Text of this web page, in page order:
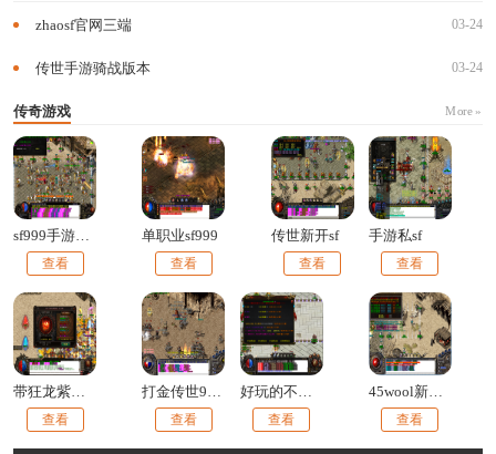
zhaosf官网三端 03-24
传世手游骑战版本 03-24
传奇游戏 More »
查看
单职业sf999
查看
传世新开sf
查看
手游私sf
查看
查看 查看 查看
45wool新开传世
查看